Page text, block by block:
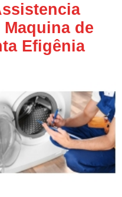
de
Efigênia